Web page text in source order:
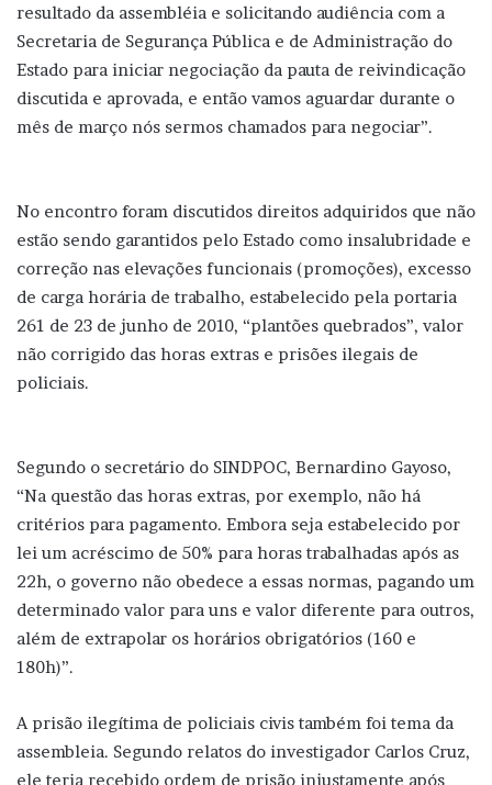
resultado da assembléia e solicitando audiência com a
Secretaria de Segurança Pública e de Administração do
Estado para iniciar negociação da pauta de reivindicação
discutida e aprovada, e então vamos aguardar durante o
mês de março nós sermos chamados para negociar”.
No encontro foram discutidos direitos adquiridos que não
estão sendo garantidos pelo Estado como insalubridade e
correção nas elevações funcionais (promoções), excesso
de carga horária de trabalho, estabelecido pela portaria
261 de 23 de junho de 2010, “plantões quebrados”, valor
não corrigido das horas extras e prisões ilegais de
policiais.
Segundo o secretário do SINDPOC, Bernardino Gayoso,
“Na questão das horas extras, por exemplo, não há
critérios para pagamento. Embora seja estabelecido por
lei um acréscimo de 50% para horas trabalhadas após as
22h, o governo não obedece a essas normas, pagando um
determinado valor para uns e valor diferente para outros,
além de extrapolar os horários obrigatórios (160 e
180h)”.
A prisão ilegítima de policiais civis também foi tema da
assembleia. Segundo relatos do investigador Carlos Cruz,
ele teria recebido ordem de prisão injustamente após